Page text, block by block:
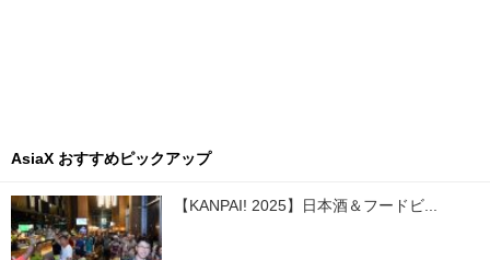
AsiaX おすすめピックアップ
【KANPAI! 2025】日本酒＆フードビ...